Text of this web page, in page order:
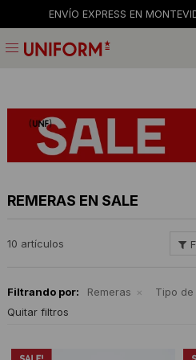
ENVÍO EXPRESS EN
menu
REMERAS EN SALE
10 artículos
Filtrando por: Remeras Tipo de
Quitar filtros
Calzado
Remeras
Musculosas
Accesorios
Remeras
Shorts y faldas
Tejidos
Buzos
Gorras
Billeteras
Tiendas
Trabaja con nosotros
Términos y condiciones